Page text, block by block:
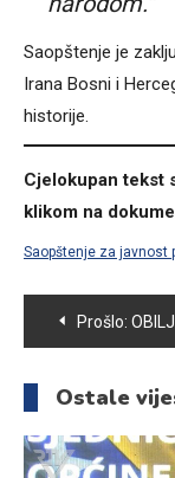
Saopštenje je
Irana Bosni i
historije.
Cjelokupan tekst
klikom na
Saopštenje za javnost
članaka
Prošlo: OBILJEŽEN DAN
Ostale